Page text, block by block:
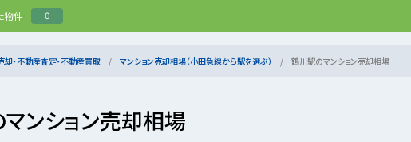
物件 0
却・不動産査定・不動産買取 マンション売却相場（小田急線から駅を選ぶ） 鶴川駅のマンション売却相場
ンション売却相場